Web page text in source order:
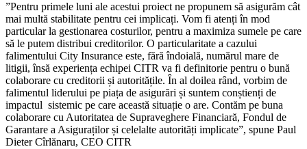
”Pentru primele luni ale acestui proiect ne propunem să asigurăm cât
mai multă stabilitate pentru cei implicați. Vom fi atenți în mod
particular la gestionarea costurilor, pentru a maximiza sumele pe care
să le putem distribui creditorilor. O particularitate a cazului
falimentului City Insurance este, fără îndoială, numărul mare de
litigii, însă experiența echipei CITR va fi definitorie pentru o bună
colaborare cu creditorii și autoritățile. În al doilea rând, vorbim de
falimentul liderului pe piața de asigurări și suntem conștienți de
impactul sistemic pe care această situație o are. Contăm pe buna
colaborare cu Autoritatea de Supraveghere Financiară, Fondul de
Garantare a Asiguraților și celelalte autorități implicate”, spune Paul
Dieter Cîrlănaru, CEO CITR